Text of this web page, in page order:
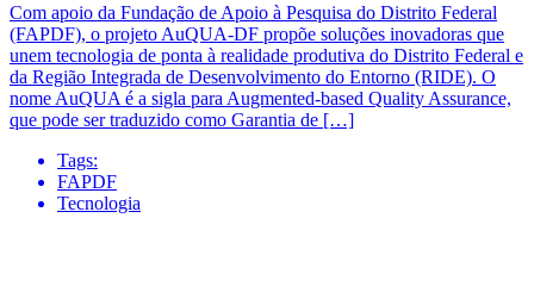
Com apoio da Fundação de Apoio à Pesquisa do Distrito Federal
(FAPDF), o projeto AuQUA-DF propõe soluções inovadoras que
unem tecnologia de ponta à realidade produtiva do Distrito Federal e
da Região Integrada de Desenvolvimento do Entorno (RIDE). O
nome AuQUA é a sigla para Augmented-based Quality Assurance,
que pode ser traduzido como Garantia de […]
Tags:
FAPDF
Tecnologia